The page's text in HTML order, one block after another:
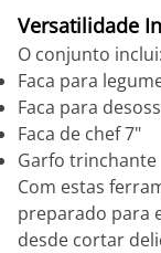
Versatilidade
O conjunto inclui:
Faca para
Faca para
Faca de chef 7"
Garfo trinchante
Com estas
preparado para
desde cortar